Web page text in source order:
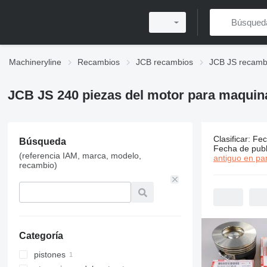
Machineryline Recambios JCB recambios JCB JS
JCB JS 240 piezas del motor para
Búsqueda
(referencia IAM, marca, modelo,
recambio)
Categoría
pistones
2
Clasificar:
Fecha de
antiguo en